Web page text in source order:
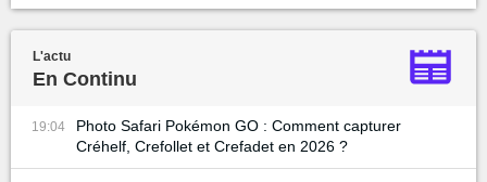
L'actu
En Continu
19:04
Photo Safari Pokémon GO : Comment capturer
Créhelf, Crefollet et Crefadet en 2026 ?